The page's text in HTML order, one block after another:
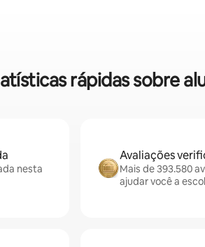
rápidas sobre
nesta
Avaliações
Mais de 393.580
ajudar você a